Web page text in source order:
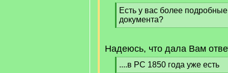
[
q
]
Есть у вас более
документа?
[
q
]
Надеюсь, что дала Вам
....в РС 1850 года уже есть